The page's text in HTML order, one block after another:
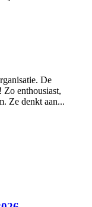
De
Zo enthousiast,
Ze denkt aan...